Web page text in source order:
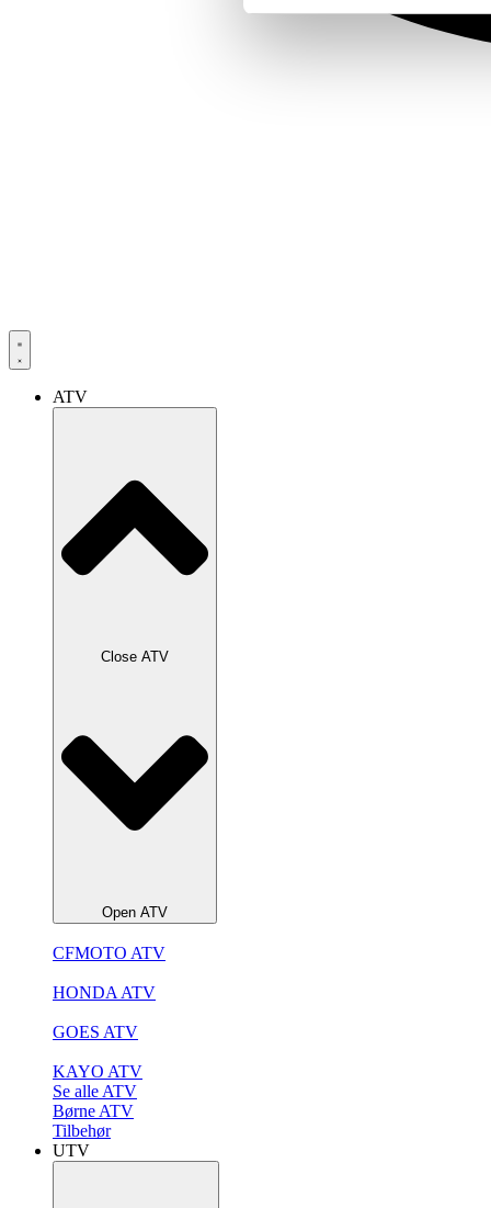
ATV
Close ATV
Open ATV
CFMOTO ATV
HONDA ATV
GOES ATV
KAYO ATV
Se alle ATV
Børne ATV
Tilbehør
UTV